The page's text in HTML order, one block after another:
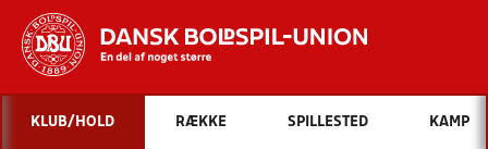
Hvad vil du søge efter?
KLUB/HOLD RÆKKE SPILLESTED KAMP